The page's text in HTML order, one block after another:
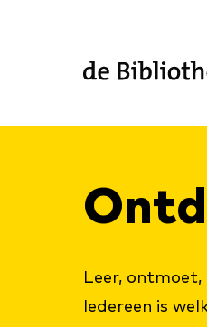
content
footer
naar
homepagina
Leer, ontmoet,
Iedereen is